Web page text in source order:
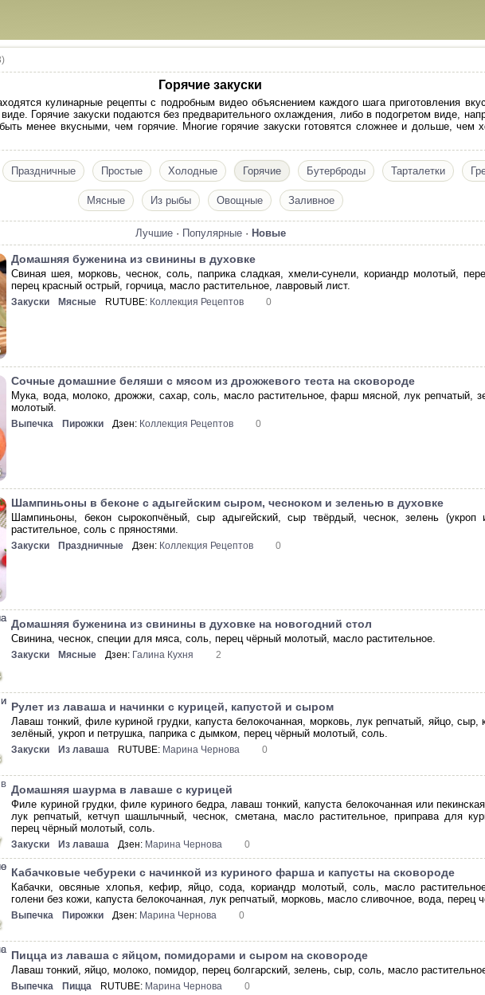
Горячие закуски
кулинарные рецепты с подробным видео объяснением каждого шага приготовления
Горячие закуски подаются без предварительного охлаждения, либо в подогретом виде,
менее вкусными, чем горячие. Многие горячие закуски готовятся сложнее и дольше, чем
Праздничные Простые Холодные Горячие Бутерброды Тарталетки
Мясные Из рыбы Овощные Заливное
Лучшие · Популярные · Новые
Домашняя буженина из свинины в духовке
Свиная шея, морковь, чеснок, соль, паприка сладкая, хмели-сунели, кориандр молотый,
перец красный острый, горчица, масло растительное, лавровый лист.
Закуски Мясные RUTUBE: Коллекция Рецептов 0
Сочные домашние беляши с мясом из дрожжевого теста на сковороде
Мука, вода, молоко, дрожжи, сахар, соль, масло растительное, фарш мясной, лук репчатый,
молотый.
Выпечка Пирожки Дзен: Коллекция Рецептов 0
Шампиньоны в беконе с адыгейским сыром, чесноком и зеленью в духовке
Шампиньоны, бекон сырокопчёный, сыр адыгейский, сыр твёрдый, чеснок, зелень (укроп
растительное, соль с пряностями.
Закуски Праздничные Дзен: Коллекция Рецептов 0
Домашняя буженина из свинины в духовке на новогодний стол
Свинина, чеснок, специи для мяса, соль, перец чёрный молотый, масло растительное.
Закуски Мясные Дзен: Галина Кухня 2
Рулет из лаваша и начинки с курицей, капустой и сыром
Лаваш тонкий, филе куриной грудки, капуста белокочанная, морковь, лук репчатый, яйцо, сыр,
зелёный, укроп и петрушка, паприка с дымком, перец чёрный молотый, соль.
Закуски Из лаваша RUTUBE: Марина Чернова 0
Домашняя шаурма в лаваше с курицей
Филе куриной грудки, филе куриного бедра, лаваш тонкий, капуста белокочанная или
лук репчатый, кетчуп шашлычный, чеснок, сметана, масло растительное, приправа для
перец чёрный молотый, соль.
Закуски Из лаваша Дзен: Марина Чернова 0
Кабачковые чебуреки с начинкой из куриного фарша и капусты на сковороде
Кабачки, овсяные хлопья, кефир, яйцо, сода, кориандр молотый, соль, масло
голени без кожи, капуста белокочанная, лук репчатый, морковь, масло сливочное, вода, перец
Выпечка Пирожки Дзен: Марина Чернова 0
Пицца из лаваша с яйцом, помидорами и сыром на сковороде
Лаваш тонкий, яйцо, молоко, помидор, перец болгарский, зелень, сыр, соль, масло
Выпечка Пицца RUTUBE: Марина Чернова 0